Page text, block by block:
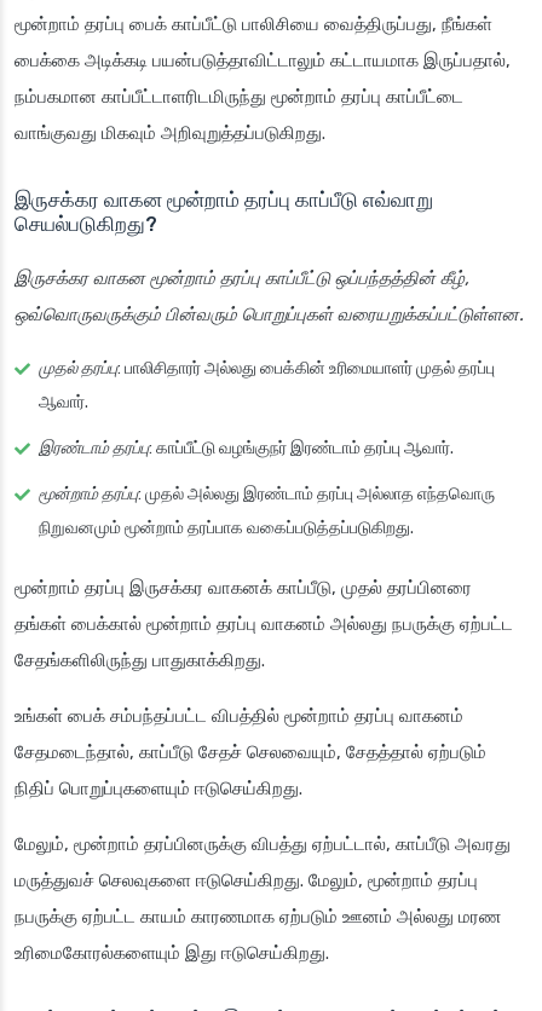
மூன்றாம் தரப்பு பைக் காப்பீட்டு பாலிசியை வைத்திருப்பது, நீங்கள்
பைக்கை அடிக்கடி பயன்படுத்தாவிட்டாலும் கட்டாயமாக இருப்பதால்,
நம்பகமான காப்பீட்டாளரிடமிருந்து மூன்றாம் தரப்பு காப்பீட்டை
வாங்குவது மிகவும் அறிவுறுத்தப்படுகிறது.
இருசக்கர வாகன மூன்றாம் தரப்பு காப்பீடு எவ்வாறு
செயல்படுகிறது?
இருசக்கர வாகன மூன்றாம் தரப்பு காப்பீட்டு ஒப்பந்தத்தின் கீழ்,
ஒவ்வொருவருக்கும் பின்வரும் பொறுப்புகள் வரையறுக்கப்பட்டுள்ளன.
முதல் தரப்பு: பாலிசிதாரர் அல்லது பைக்கின் உரிமையாளர் முதல் தரப்பு
ஆவார்.
இரண்டாம் தரப்பு: காப்பீட்டு வழங்குநர் இரண்டாம் தரப்பு ஆவார்.
மூன்றாம் தரப்பு: முதல் அல்லது இரண்டாம் தரப்பு அல்லாத எந்தவொரு
நிறுவனமும் மூன்றாம் தரப்பாக வகைப்படுத்தப்படுகிறது.
மூன்றாம் தரப்பு இருசக்கர வாகனக் காப்பீடு, முதல் தரப்பினரை
தங்கள் பைக்கால் மூன்றாம் தரப்பு வாகனம் அல்லது நபருக்கு ஏற்பட்ட
சேதங்களிலிருந்து பாதுகாக்கிறது.
உங்கள் பைக் சம்பந்தப்பட்ட விபத்தில் மூன்றாம் தரப்பு வாகனம்
சேதமடைந்தால், காப்பீடு சேதச் செலவையும், சேதத்தால் ஏற்படும்
நிதிப் பொறுப்புகளையும் ஈடுசெய்கிறது.
மேலும், மூன்றாம் தரப்பினருக்கு விபத்து ஏற்பட்டால், காப்பீடு அவரது
மருத்துவச் செலவுகளை ஈடுசெய்கிறது. மேலும், மூன்றாம் தரப்பு
நபருக்கு ஏற்பட்ட காயம் காரணமாக ஏற்படும் ஊனம் அல்லது மரண
உரிமைகோரல்களையும் இது ஈடுசெய்கிறது.